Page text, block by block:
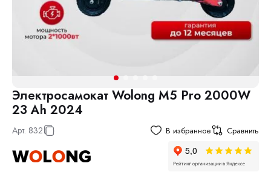
Электросамокат Wolong M5 Pro 2000W
23 Ah 2024
Арт. 832 В избранное Сравнить